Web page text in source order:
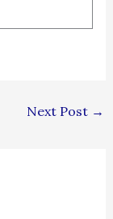
Next Post →